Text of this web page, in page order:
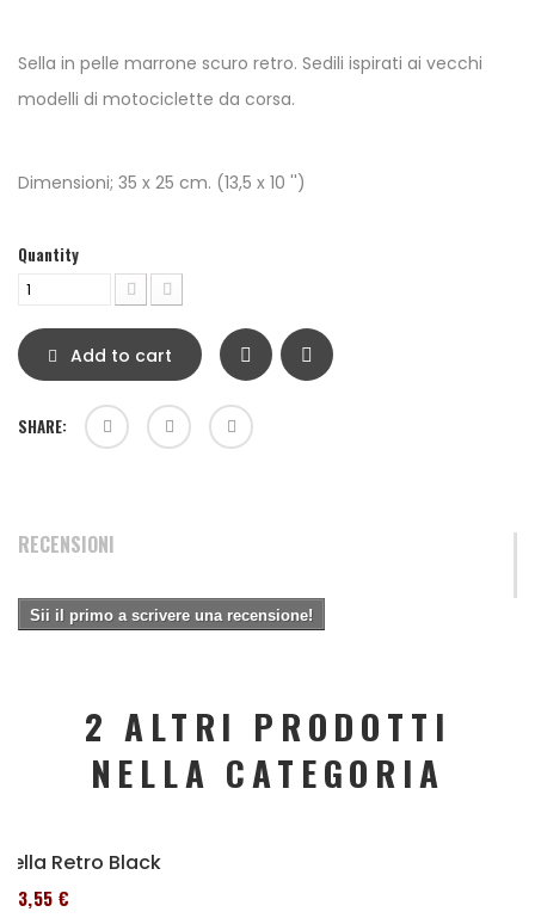
Sella in pelle marrone scuro retro. Sedili ispirati ai vecchi
modelli di motociclette da corsa.
Dimensioni; 35 x 25 cm. (13,5 x 10 '')
Quantity
Add to cart
SHARE:
RECENSIONI
Sii il primo a scrivere una recensione!
2 ALTRI PRODOTTI
NELLA CATEGORIA
Sella Retro Black
173,55 €